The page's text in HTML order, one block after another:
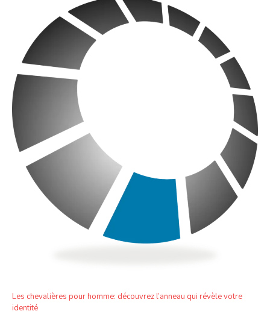
Les chevalières pour homme: découvrez l’anneau qui révèle votre
identité